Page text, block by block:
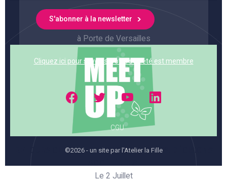
à Porte de Versailles
RETOURS CLIENTS. SOLUTIONS TESTÉES. DÉCISIONS
Le 2 Juillet
S'abonner à la newsletter
Cliquez ici pour savoir si votre société est membre
©2026 - un site par l'Atelier la Fille
Facebook
TwitterYouTubeLinkedIn
CGU